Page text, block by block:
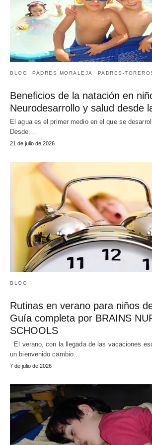
BLOG PADRES MORALEJA PADRES-
Beneficios de la natación en
Neurodesarrollo y salud desde
El agua es el primer medio en el que se
Desde…
21 de julio de 2026
BLOG
Rutinas en verano para niños
Guía completa por BRAINS
SCHOOLS
El verano, con la llegada de las vacaciones
un bienvenido cambio…
7 de julio de 2026